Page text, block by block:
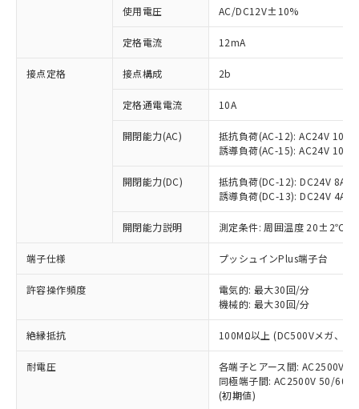
使用電圧 AC/DC12V±10%
定格電流 12mA
接点定格 接点構成 2b
定格通電電流 10A
開閉能力(AC)
抵抗負荷(AC-12): AC24V 10A/
誘導負荷(AC-15): AC24V
開閉能力(DC)
抵抗負荷(DC-12): DC24V 8A/
誘導負荷(DC-13): DC24V 4A/
開閉能力説明 測定条件: 周囲温度 20±2℃、
端子仕様 プッシュインPlus端子台
許容操作頻度
電気的: 最大30回/分
機械的: 最大30回/分
絶縁抵抗 100MΩ以上 (DC500Vメガ、点
耐電圧
各端子とアース間: AC2500V
同極端子間: AC2500V 50/
(初期値)
ご利用条件
以下の条件をお読みいただき、同意のうえ
ご利用ください。
本サービスは、当社制御機器事業取扱
商品の当社在庫状況および標準価格
(税抜)を提供させていただくもので
当社制御機器事業取扱商品の中には、
本サービスの対象外となる商品もある
ことをご了承ください。
在庫状況および標準価格照会結果は、
記載している更新日時点での社内デー
タに基づき作成されるものであり、閲
覧された時点での実際の在庫および標
準価格とは異なる場合があることをご
※1 対応状況
対応済み：EU RoHS指令（10物質）の
非含有に対応した製品が提供可能な商品で
す。
対応予定：EU RoHS指令（10物質）の非含
有に対応した製品に切り替える予定のある
対応予定なし：EU RoHS指令（10物質）の
非含有に非対応の商品で、対応品を出す予
定はありません。
調査・確認中：EU RoHS指令（10物質）の
非含有の対応状況を調査中または確認中の
非該当品：ライセンス料など無形物で、有
害物質有無と関係のない商品です。
仕入先様の事情により、非含有部品として
いたものが、含有品と判明した場合などや
むを得ず変更することがあります。
六価クロム(Cr(Ⅵ)) 1000ppm以下、ポリ臭化ビフェニル
類(PBB) 1000ppm以下、ポリ臭化ジフェニルエーテル類
「○」：最大均質材料含有率が中国RoHSの
基準値以下であることを示します。
「×」：最大均質材料含有率が中国RoHSの
基準値を超えていることを示します。
「－」：未確認です。当社販売部門へお問
*中国RoHS10物質の基準値 (GB/T26572)：
Pb(鉛) :1000ppm、 Hg(水銀) : 1000ppm、 Cd(カドミウ
Cr(Ⅵ)(六価クロム) : 1000ppm、 PBBs(ポリ臭化ビフェ
当社は、これら貴社製品のうち、外国
為替および外国貿易法に定める商品
（以下｢規制貨物等」という）を輸出
または国外への提供する場合は、日本
国政府の輸出許可(または役務取引許
可)を取得するなどの必要な手続きを